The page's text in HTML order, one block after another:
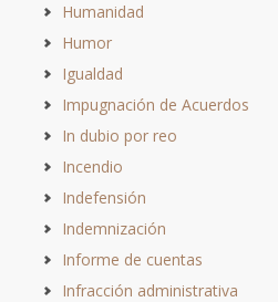
Humanidad
Humor
Igualdad
Impugnación de Acuerdos
In dubio por reo
Incendio
Indefensión
Indemnización
Informe de cuentas
Infracción administrativa